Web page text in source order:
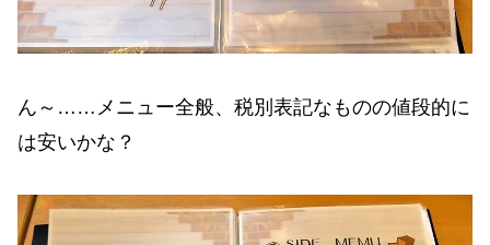
ん～……メニュー全般、税別表記なものの値段的に
は安いかな？